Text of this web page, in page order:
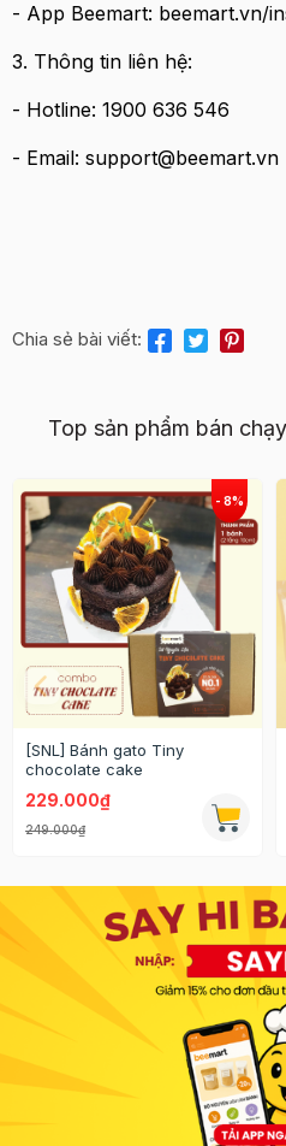
- App Beemart: beemart.vn/
3. Thông tin liên hệ:
- Hotline: 1900 636 546
- Email: support@beemart.vn
Chia sẻ bài viết:
Top sản phẩm bán chạy
[SNL] Bánh gato Tiny
chocolate cake
229.000₫
249.000₫